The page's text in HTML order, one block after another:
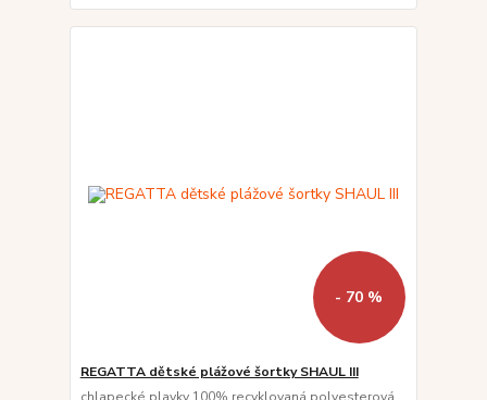
- 70 %
REGATTA dětské plážové šortky SHAUL III
chlapecké plavky 100% recyklovaná polyesterová